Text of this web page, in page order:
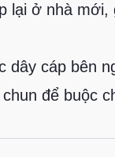
lại ở nhà
dây cáp bên
để buộc